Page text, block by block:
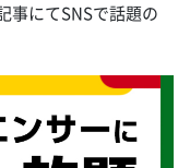
事にてSNSで話題の